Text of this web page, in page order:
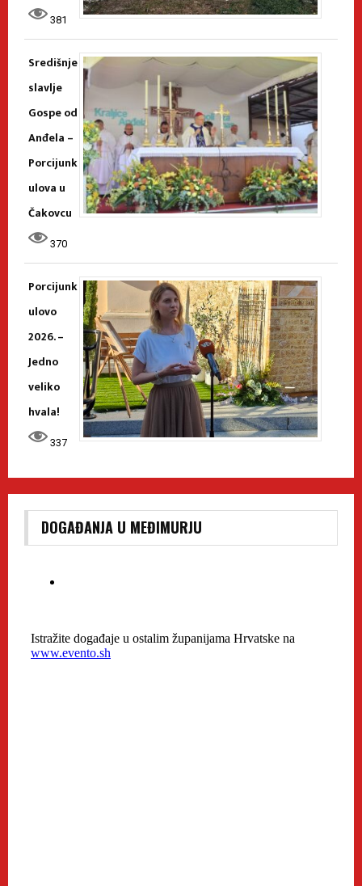
381
Središnje
slavlje
Gospe od
Anđela –
Porcijunk
ulova u
Čakovcu
370
Porcijunk
ulovo
2026. –
Jedno
veliko
hvala!
337
DOGAĐANJA U MEĐIMURJU